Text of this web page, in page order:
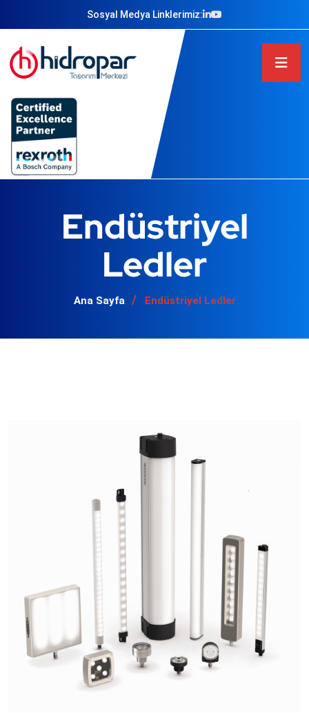
Sosyal Medya Linklerimiz:
Endüstriyel
Ledler
Ana Sayfa Endüstriyel Ledler